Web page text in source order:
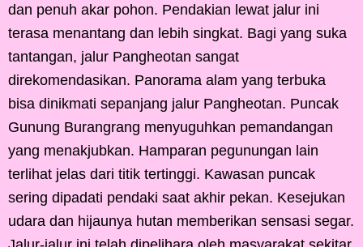
dan penuh akar pohon. Pendakian lewat jalur ini
terasa menantang dan lebih singkat. Bagi yang suka
tantangan, jalur Pangheotan sangat
direkomendasikan. Panorama alam yang terbuka
bisa dinikmati sepanjang jalur Pangheotan. Puncak
Gunung Burangrang menyuguhkan pemandangan
yang menakjubkan. Hamparan pegunungan lain
terlihat jelas dari titik tertinggi. Kawasan puncak
sering dipadati pendaki saat akhir pekan. Kesejukan
udara dan hijaunya hutan memberikan sensasi segar.